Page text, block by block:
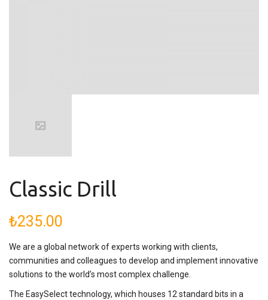
Classic Drill
₺235.00
We are a global network of experts working with clients,
communities and colleagues to develop and implement innovative
solutions to the world’s most complex challenge.
The EasySelect technology, which houses 12 standard bits in a